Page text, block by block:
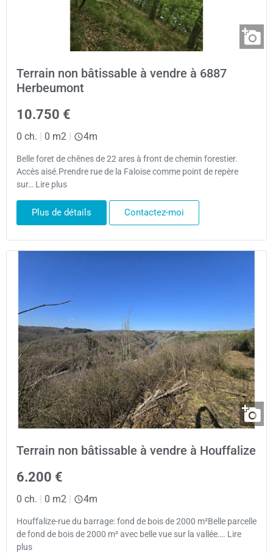
Terrain non bâtissable à vendre à 6887
Herbeumont
10.750 €
0 ch. | 0 m2 | 4m
Belle foret de chênes de 22 ares à front de chemin forestier.
Accès aisé.Prendre rue de la Faloise comme point de repère
sur… Lire plus
Plus de détails Contactez-moi
Terrain non bâtissable à vendre à Houffalize
6.200 €
0 ch. | 0 m2 | 4m
Houffalize-rue du barrage: fond de bois de 2000 m²Belle parcelle
de fond de bois de 2000 m² avec belle vue sur la vallée…. Lire
plus